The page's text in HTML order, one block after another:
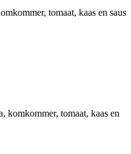
tomaat, kaas en saus
komkommer, tomaat, kaas en